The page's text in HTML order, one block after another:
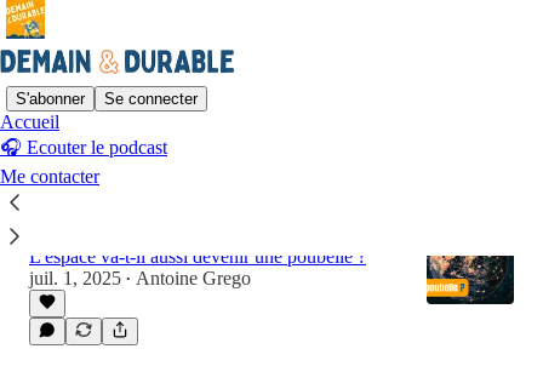
S'abonner Se connecter
Accueil
🎧 Ecouter le podcast
Me contacter
Dernier meilleur
L'espace va-t-il aussi devenir une poubelle ?
juil. 1, 2025 • Antoine Grego